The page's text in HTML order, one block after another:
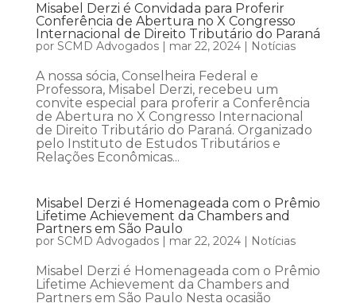
Misabel Derzi é Convidada para Proferir
Conferência de Abertura no X Congresso
Internacional de Direito Tributário do Paraná
por SCMD Advogados| mar 22, 2024| Notícias
A nossa sócia, Conselheira Federal e
Professora, Misabel Derzi, recebeu um
convite especial para proferir a Conferência
de Abertura no X Congresso Internacional
de Direito Tributário do Paraná. Organizado
pelo Instituto de Estudos Tributários e
Relações Econômicas...
Misabel Derzi é Homenageada com o Prêmio
Lifetime Achievement da Chambers and
Partners em São Paulo
por SCMD Advogados| mar 22, 2024| Notícias
Misabel Derzi é Homenageada com o Prêmio
Lifetime Achievement da Chambers and
Partners em São Paulo Nesta ocasião